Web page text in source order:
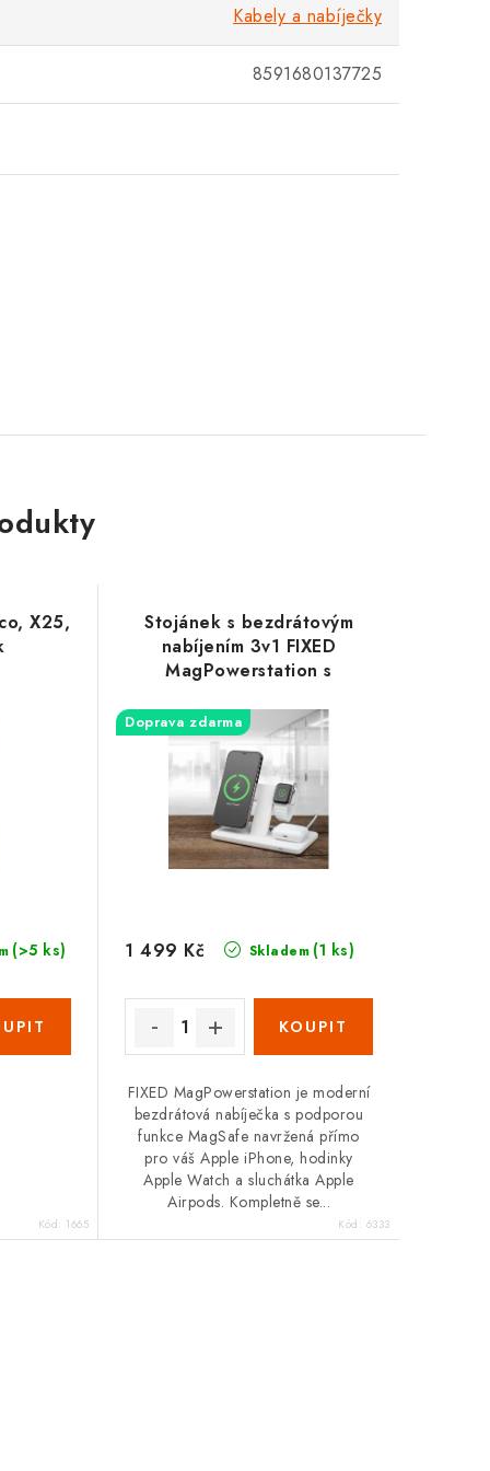
Kabely a nabíječky
8591680137725
X25,
(>5 ks)
Kód: 1665
Stojánek s bezdrátovým
nabíjením 3v1 FIXED
MagPowerstation s
MagSafe, 15W+15W+5W,
bíly
Doprava zdarma
Skladem (1 ks)
1 499 Kč
FIXED MagPowerstation je moderní
bezdrátová nabíječka s podporou
funkce MagSafe navržená přímo
pro váš Apple iPhone, hodinky
Apple Watch a sluchátka Apple
Airpods. Kompletně se...
Kód: 6333